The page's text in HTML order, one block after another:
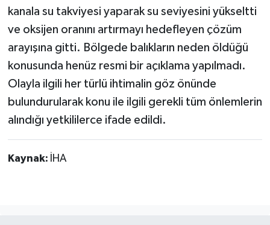
kanala su takviyesi yaparak su seviyesini yükseltti
ve oksijen oranını artırmayı hedefleyen çözüm
arayışına gitti. Bölgede balıkların neden öldüğü
konusunda henüz resmi bir açıklama yapılmadı.
Olayla ilgili her türlü ihtimalin göz önünde
bulundurularak konu ile ilgili gerekli tüm önlemlerin
alındığı yetkililerce ifade edildi.
Kaynak: İHA